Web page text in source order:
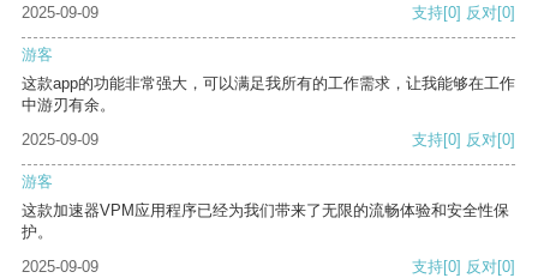
2025-09-09 支持[0] 反对[0]
游客
这款app的功能非常强大，可以满足我所有的工作需求，让我能够在工作
中游刃有余。
2025-09-09
支持[0] 反对[0]
游客
这款加速器VPM应用程序已经为我们带来了无限的流畅体验和安全性保
护。
2025-09-09
支持[0] 反对[0]